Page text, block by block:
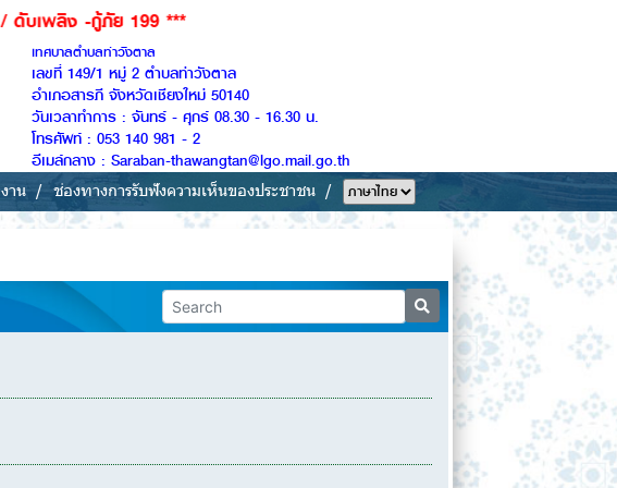
199 ***
เทศบาลตำบลท่าวังตาล
เลขที่ 149/1 หมู่ 2 ตำบลท่าวังตาล
อำเภอสารภี จังหวัดเชียงใหม่ 50140
วันเวลาทำการ : จันทร์ - ศุกร์ 08.30 - 16.30 น.
โทรศัพท์ : 053 140 981 - 2
อีเมล์กลาง : Saraban-thawangtan@lgo.mail.go.th
าน ช่องทางการรับฟังความเห็นของประชาชน